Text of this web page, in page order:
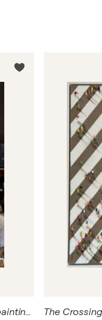
WORKS ON COMMISSION. Similar paintings The Crossing